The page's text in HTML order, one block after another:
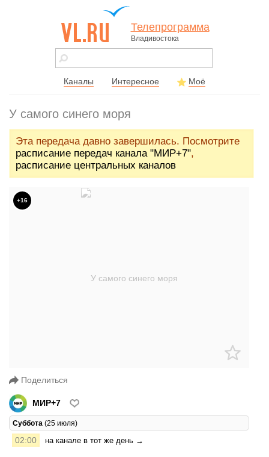
vl.ru - сайт
города
Телепрограмма
Владивостока
Каналы Интересное Моё
У самого синего моря
Эта передача давно завершилась. Посмотрите
расписание передач канала "МИР+7",
расписание центральных каналов
+16
Поделиться
МИР+7
Суббота (25 июля)
02:00 на канале в тот же день →